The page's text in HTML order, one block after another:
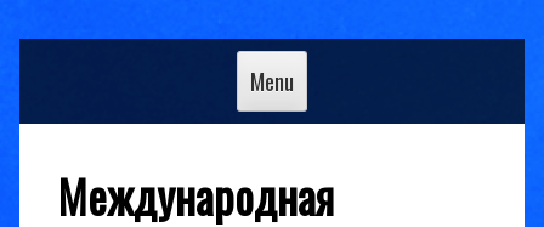
Skip
Menu
Международная